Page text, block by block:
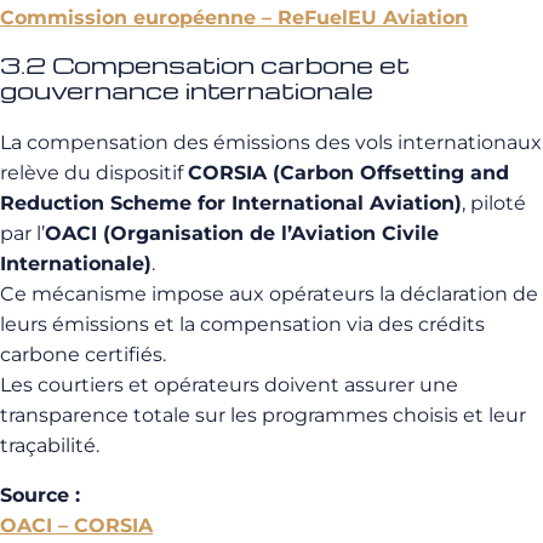
Commission européenne – ReFuelEU Aviation
3.2 Compensation carbone et
gouvernance internationale
La compensation des émissions des vols internationaux
relève du dispositifCORSIA (Carbon Offsetting and
Reduction Scheme for International Aviation), piloté
par l’OACI (Organisation de l’Aviation Civile
Internationale).
Ce mécanisme impose aux opérateurs la déclaration de
leurs émissions et la compensation via des crédits
carbone certifiés.
Les courtiers et opérateurs doivent assurer une
transparence totale sur les programmes choisis et leur
traçabilité.
Source :
OACI – CORSIA